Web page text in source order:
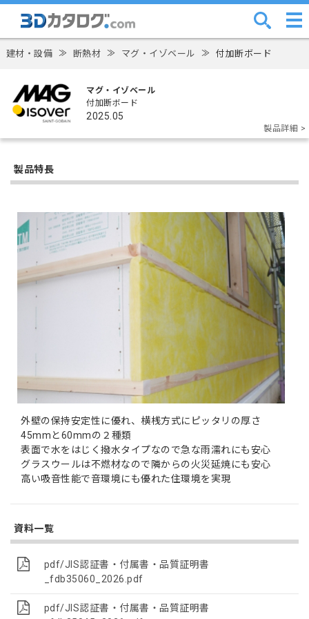
建材・設備 ≫ 断熱材 ≫ マグ・イゾベール ≫ 付加断ボード
マグ・イゾベール
付加断ボード
2025.05
製品詳細 >
製品特長
外壁の保持安定性に優れ、横桟方式にピッタリの厚さ
45mmと60mmの２種類
表面で水をはじく撥水タイプなので急な雨濡れにも安心
グラスウールは不燃材なので隣からの火災延焼にも安心
高い吸音性能で音環境にも優れた住環境を実現
資料一覧
pdf/JIS認証書・付属書・品質証明書
_fdb35060_2026.pdf
pdf/JIS認証書・付属書・品質証明書